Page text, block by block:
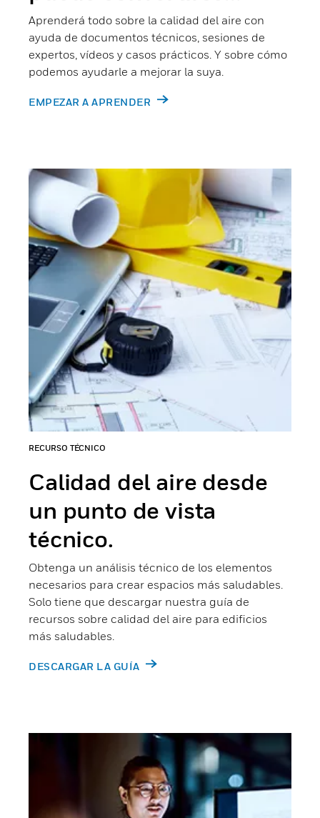
Aprenderá todo sobre la calidad del aire con
ayuda de documentos técnicos, sesiones de
expertos, vídeos y casos prácticos. Y sobre cómo
podemos ayudarle a mejorar la suya.
EMPEZAR A APRENDER
RECURSO TÉCNICO
Calidad del aire desde
un punto de vista
técnico.
Obtenga un análisis técnico de los elementos
necesarios para crear espacios más saludables.
Solo tiene que descargar nuestra guía de
recursos sobre calidad del aire para edificios
más saludables.
DESCARGAR LA GUÍA